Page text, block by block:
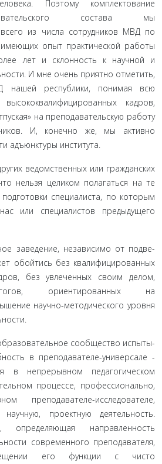
Поэтому комплектование
состава мы
из числа сотрудников МВД по
имеющих опыт практической работы
лет и склон­ность к научной и
И мне очень приятно отметить,
нашей республики, понимая всю
кадров,
на преподавательскую работу
И, конечно же, мы активно
адъюнктуры института.
ведомственных или граждан­ских
нельзя целиком полагаться на те
специалиста, по которым
или специалистов предыдущего
заведение, независимо от подве­
обойтись без квалифицированных
без увлеченных своим делом,
ориентированных на
научно-методического уровня
сообщество испыты­
в преподавателе-универсале -
в непрерывном педагогическом
процессе, профессионально,
преподавателе-исследователе,
проектную деятельность.
опре­деляющая направленность
совре­менного преподавателя,
его функции с чисто